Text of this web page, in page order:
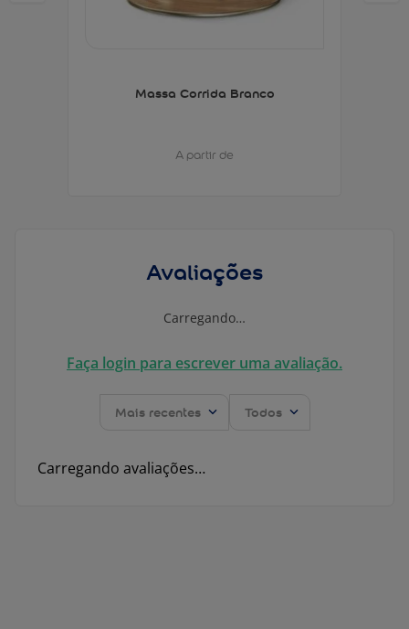
Massa Corrida Branco
A partir de
Avaliações
Carregando…
Faça login para escrever uma avaliação.
Mais recentes Todos
Carregando avaliações…